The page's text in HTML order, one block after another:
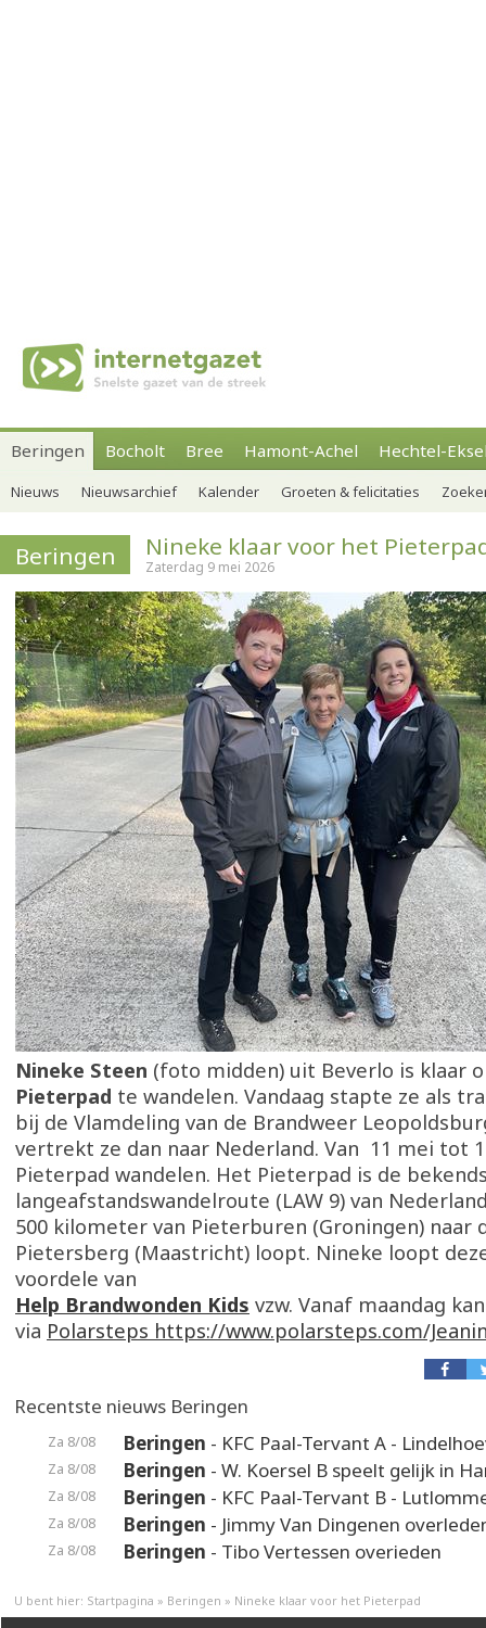
Beringen Bocholt Bree Hamont-Achel Hechtel-
Nieuws Nieuwsarchief Kalender Groeten & felicitaties
Beringen Nineke klaar voor het
Zaterdag 9 mei 2026
Nineke Steen (foto midden) uit Beverlo is klaar
Pieterpad te wandelen. Vandaag stapte ze als
bij de Vlamdeling van de Brandweer
vertrekt ze dan naar Nederland. Van 11 mei tot
Pieterpad wandelen. Het Pieterpad is de
langeafstandswandelroute (LAW 9) van
500 kilometer van Pieterburen (Groningen) naar
Pietersberg (Maastricht) loopt. Nineke loopt
voordele van
Help Brandwonden Kids vzw. Vanaf maandag
via Polarsteps https://www.polarsteps.com/
Recentste nieuws Beringen
Za 8/08 Beringen - KFC Paal-Tervant A -
Za 8/08 Beringen - W. Koersel B speelt gelijk in
Za 8/08 Beringen - KFC Paal-Tervant B -
Za 8/08 Beringen - Jimmy Van Dingenen
Za 8/08 Beringen - Tibo Vertessen overieden
U bent hier: Startpagina » Beringen » Nineke klaar voor het Pieterpad